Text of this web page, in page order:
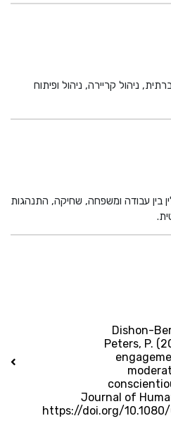
ניהול קריירה, ניהול ופיתוח
בין עבודה ומשפחה, שחיקה, התנהגות
Dishon-
Peters, P.
Journal of
https://doi.org/